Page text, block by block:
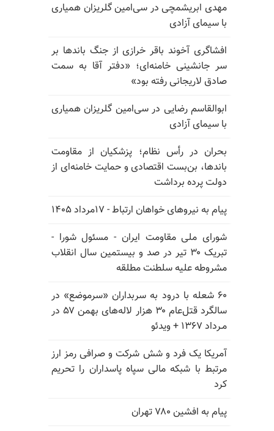
مهدی ابریشمچی در سی‌امین گلریزان همیاری
با سیمای آزادی
افشاگری آخوند باقر خرازی از جنگ باندها بر
سر جانشینی خامنه‌ای؛ «دفتر آقا به سمت
صادق لاریجانی رفته بود»
ابوالقاسم رضایی در سی‌امین گلریزان همیاری
با سیمای آزادی
بحران در رأس نظام؛ پزشکیان از مقاومت
باندها، بن‌بست اقتصادی و حمایت خامنه‌ای از
دولت پرده برداشت
پیام به نیروهای خواهان ارتباط - ۱۷مرداد ۱۴۰۵
شورای ملی مقاومت ایران - مسئول شورا -
تبریک ۳۰ تیر در صد و بیستمین سال انقلاب
مشروطه علیه سلطنت مطلقه
۶۰ شعله با درود به سربداران «سرموضع» در
سالگرد قتل‌عام ۳۰ هزار لاله‌های بهمن ۵۷ در
مـرداد ۱۳۶۷ + ویدئو
آمریکا یک فرد و شش شرکت و صرافی رمز ارز
مرتبط با شبکه مالی سپاه پاسداران را تحریم
کرد
پیام به افشین ۷۸۰ تهران